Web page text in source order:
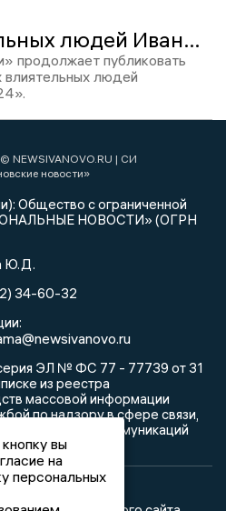
ТОП-100 влиятельных людей Ивановской области-2024: Евгения Морева, место № 79
продолжает публиковать
людей
NEWSIVANOVO.RU | СИ
новости»
Общество с ограниченной
НОВОСТИ» (ОГРН
Ю.Д.
34-60-32
ЭЛ № ФС 77 - 77739 от 31
из реестра
массовой информации
по надзору в сфере связи,
и массовых коммуникаций
вы
на
персональных